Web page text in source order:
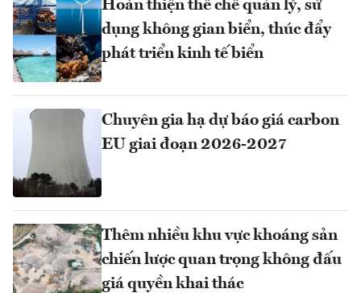
Hoàn thiện thể chế quản lý, sử
dụng không gian biển, thúc đẩy
phát triển kinh tế biển
Chuyên gia hạ dự báo giá carbon
EU giai đoạn 2026-2027
Thêm nhiều khu vực khoáng sản
chiến lược quan trọng không đấu
giá quyền khai thác